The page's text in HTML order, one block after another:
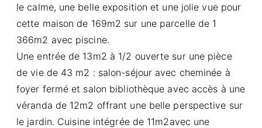
le calme, une belle exposition et une jolie vue pour
cette maison de 169m2 sur une parcelle de 1
366m2 avec piscine.
Une entrée de 13m2 à 1/2 ouverte sur une pièce
de vie de 43 m2 : salon-séjour avec cheminée à
foyer fermé et salon bibliothèque avec accès à une
véranda de 12m2 offrant une belle perspective sur
le jardin. Cuisine intégrée de 11m2avec une